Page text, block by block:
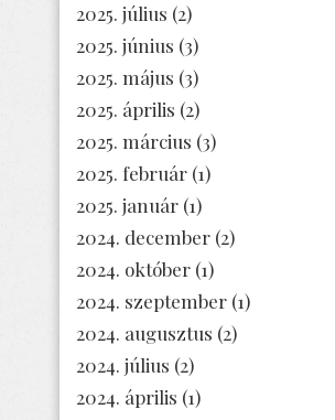
2025. július (2)
2025. június (3)
2025. május (3)
2025. április (2)
2025. március (3)
2025. február (1)
2025. január (1)
2024. december (2)
2024. október (1)
2024. szeptember (1)
2024. augusztus (2)
2024. július (2)
2024. április (1)